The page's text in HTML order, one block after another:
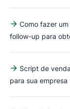
Como fazer
follow-up para
Script de
para sua